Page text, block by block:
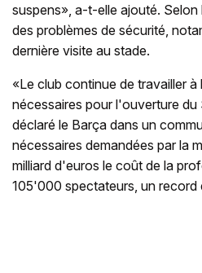
suspens», a-t-elle ajouté.
des problèmes de sécurité,
dernière visite au stade.
«Le club continue de travailler
nécessaires pour l'ouverture
déclaré le Barça dans un
nécessaires demandées par la
milliard d'euros le coût de la
105'000 spectateurs, un record